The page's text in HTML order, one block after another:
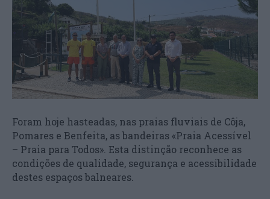
Foram hoje hasteadas, nas praias fluviais de Côja,
Pomares e Benfeita, as bandeiras «Praia Acessível
– Praia para Todos». Esta distinção reconhece as
condições de qualidade, segurança e acessibilidade
destes espaços balneares.